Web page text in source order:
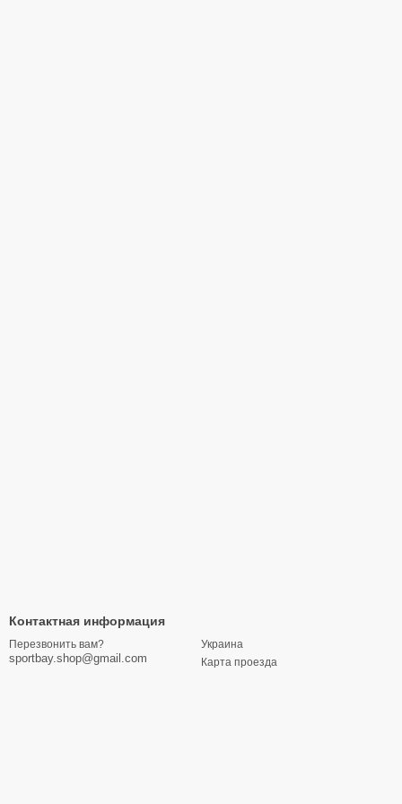
Контактная информация
Перезвонить вам?
sportbay.shop@gmail.com
Украина
Карта проезда